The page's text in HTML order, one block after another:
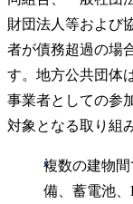
財団法人等および
者が債務超過の場
す。地方公共団体
事業者としての参
対象となる取り組
複数の建物
備、蓄電池